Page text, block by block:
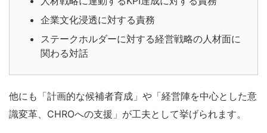
企業文化浸透に対する責務
ステークホルダーに対する経営戦略の人材面に
関わる対話
他にも「計画的な候補者育成」や「経営陣を中心とした意
識変革、CHROへの支援」が工夫として挙げられます。